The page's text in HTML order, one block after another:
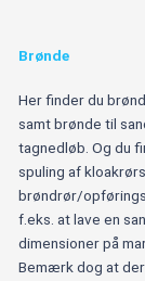
Brønde
Her finder du
samt brønde til
tagnedløb. Og du
spuling af
brøndrør/
f.eks. at lave en
dimensioner på
Bemærk dog at